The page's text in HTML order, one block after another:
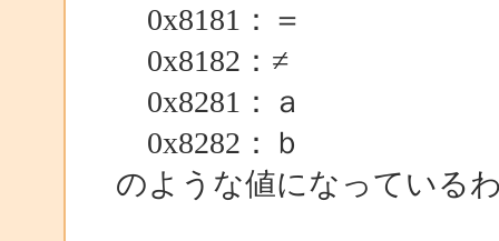
0x8181：＝
0x8182：≠
0x8281：ａ
0x8282：ｂ
のような値になっている